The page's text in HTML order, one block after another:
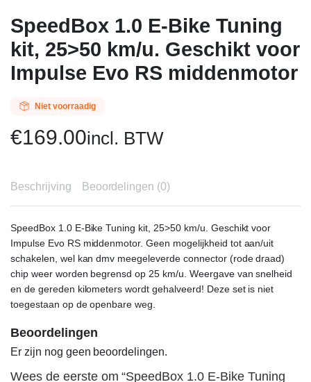
SpeedBox 1.0 E-Bike Tuning
kit, 25>50 km/u. Geschikt voor
Impulse Evo RS middenmotor
Niet voorraadig
€169.00incl. BTW
Beschrijving Beoordelingen (0)
SpeedBox 1.0 E-Bike Tuning kit, 25>50 km/u. Geschikt voor
Impulse Evo RS middenmotor. Geen mogelijkheid tot aan/uit
schakelen, wel kan dmv meegeleverde connector (rode draad)
chip weer worden begrensd op 25 km/u. Weergave van snelheid
en de gereden kilometers wordt gehalveerd! Deze set is niet
toegestaan op de openbare weg.
Beoordelingen
Er zijn nog geen beoordelingen.
Wees de eerste om “SpeedBox 1.0 E-Bike Tuning